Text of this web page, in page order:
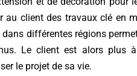
client des travaux clé en
différentes régions
Le client est alors plus
le projet de sa vie.